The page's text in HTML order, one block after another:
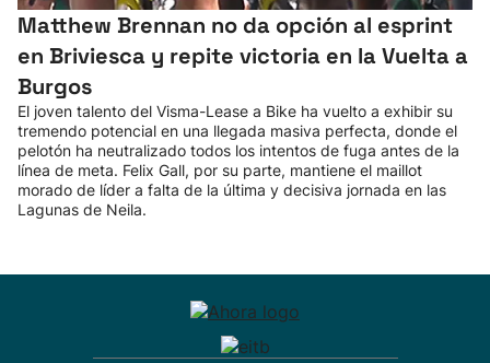
Matthew Brennan no da opción al esprint
en Briviesca y repite victoria en la Vuelta a
Burgos
El joven talento del Visma-Lease a Bike ha vuelto a exhibir su
tremendo potencial en una llegada masiva perfecta, donde el
pelotón ha neutralizado todos los intentos de fuga antes de la
línea de meta. Felix Gall, por su parte, mantiene el maillot
morado de líder a falta de la última y decisiva jornada en las
Lagunas de Neila.